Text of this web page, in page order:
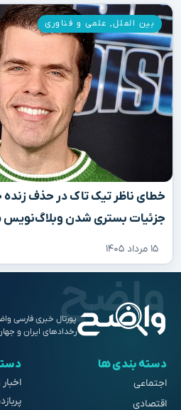
خطای ناظر تیک تاک در حذف زنده
جزئیات بستری شدن وبلاگ‌نویس
۱۵ مرداد ۱۴۰۵
بین الملل, علمی و فناوری
پورتال خبری فارسی
رخدادهای ایران و
دسته بندی ها
اجتماعی
اقتصادی